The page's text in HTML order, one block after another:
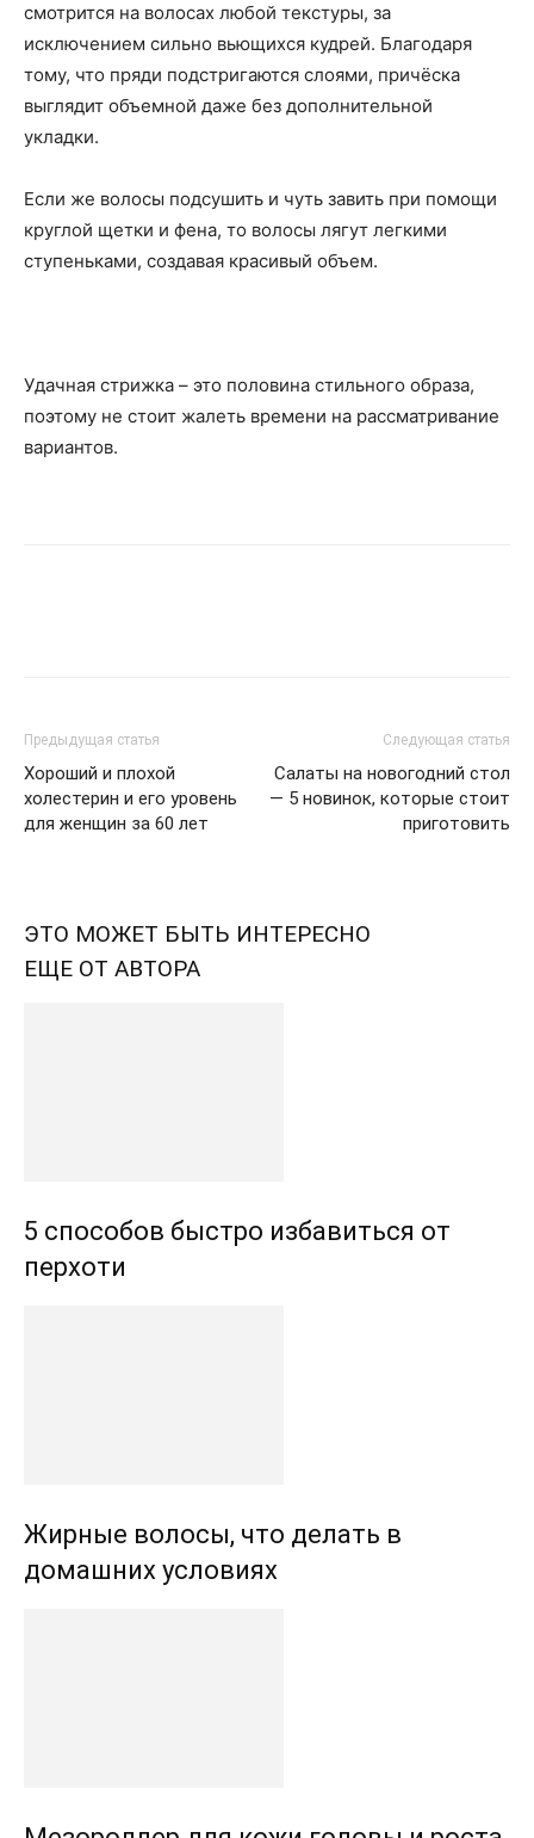
смотрится на волосах любой текстуры, за
исключением сильно вьющихся кудрей. Благодаря
тому, что пряди подстригаются слоями, причёска
выглядит объемной даже без дополнительной
укладки.
Если же волосы подсушить и чуть завить при помощи
круглой щетки и фена, то волосы лягут легкими
ступеньками, создавая красивый объем.
Удачная стрижка – это половина стильного образа,
поэтому не стоит жалеть времени на рассматривание
вариантов.
Предыдущая статья
Хороший и плохой
холестерин и его уровень
для женщин за 60 лет
Следующая статья
Салаты на новогодний стол
— 5 новинок, которые стоит
приготовить
ЭТО МОЖЕТ БЫТЬ ИНТЕРЕСНО
ЕЩЕ ОТ АВТОРА
5 способов быстро избавиться от
перхоти
Жирные волосы, что делать в
домашних условиях